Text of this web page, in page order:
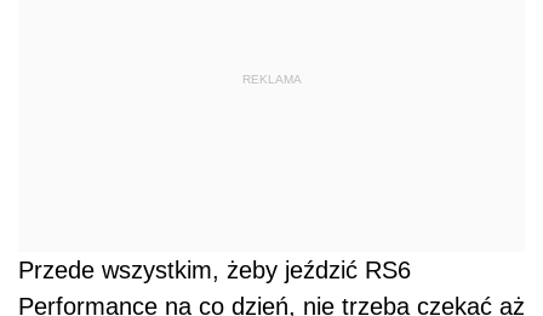
REKLAMA
Przede wszystkim, żeby jeździć RS6
Performance na co dzień, nie trzeba czekać aż